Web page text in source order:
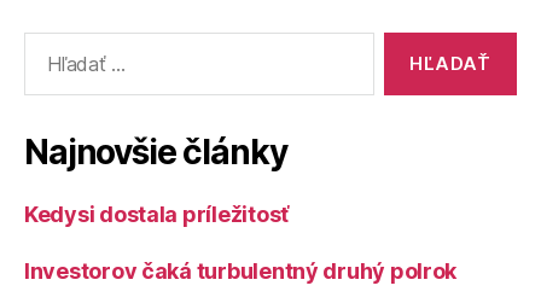
Najnovšie články
Kedysi dostala príležitosť
Investorov čaká turbulentný druhý polrok